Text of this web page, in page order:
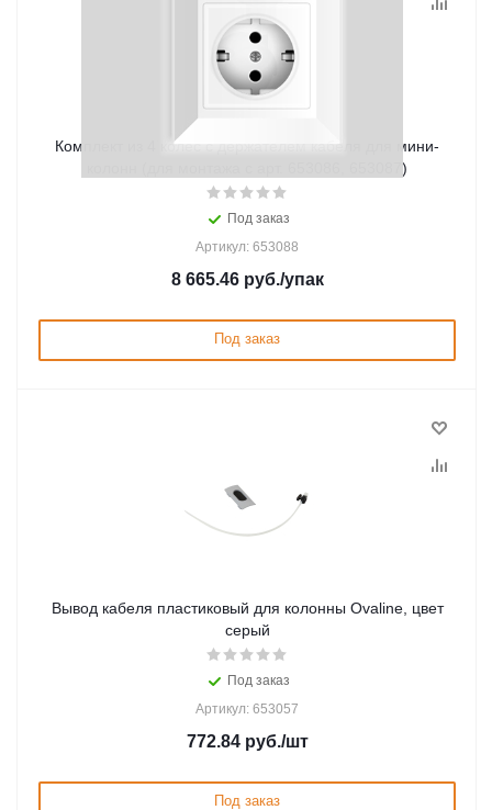
Комплект из 4 колес с держателем кабеля для мини-
колонн (для монтажа с арт. 653086, 653087)
Под заказ
Артикул: 653088
8 665.46руб./упак
Под заказ
Вывод кабеля пластиковый для колонны Ovaline, цвет
серый
Под заказ
Артикул: 653057
772.84руб./шт
Под заказ